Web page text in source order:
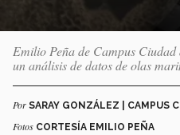
Emilio Peña de Campus
un análisis de datos de olas
Por SARAY GONZÁLEZ | CAMPUS
Fotos CORTESÍA EMILIO PEÑA